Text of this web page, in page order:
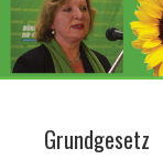
Grundgesetz